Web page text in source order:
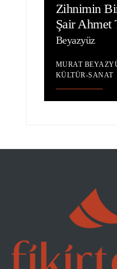
Zihnimin
Şair
Beyazyüz
MURAT
KÜLTÜR-SANAT